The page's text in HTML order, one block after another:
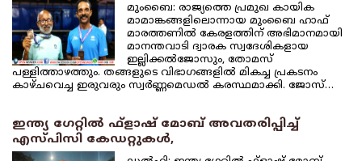
മുംബൈ: രാജ്യത്തെ പ്രമുഖ കായിക
മാമാങ്കങ്ങളിലൊന്നായ മുംബൈ ഹാഫ്
മാരത്തണില്‍ കേരളത്തിന് അഭിമാനമായി
മാനന്തവാടി ദ്വാരക സ്വദേശികളായ
ഇല്ലിക്കല്‍ജോസും, തോമസ്
പള്ളിത്താഴത്തും. തങ്ങളുടെ വിഭാഗങ്ങളില്‍ മികച്ച പ്രകടനം
കാഴ്ചവെച്ച ഇരുവരും സ്വര്‍ണ്ണമെഡല്‍ കരസ്ഥമാക്കി. ജോസ്…
ഇന്ത്യ ഗേറ്റില്‍ ഫ്‌ളാഷ് മോബ് അവതരിപ്പിച്ച്
എസ്പിസി കേഡറ്റുകള്‍,